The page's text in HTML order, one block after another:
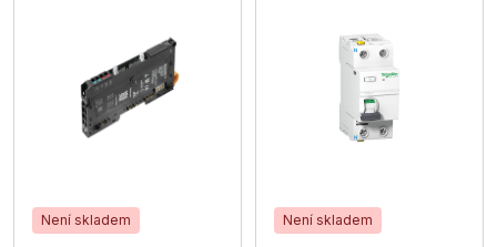
Není skladem Není skladem